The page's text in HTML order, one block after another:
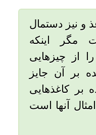
۱۹ دی ۱۳۹۲